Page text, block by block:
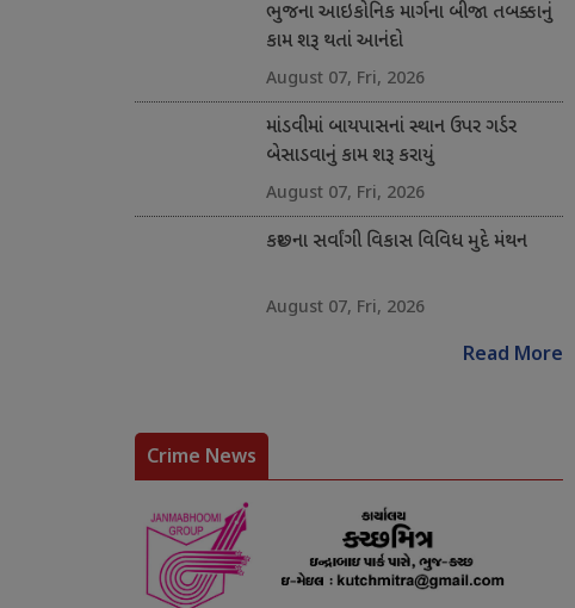
ભુજના આઇકોનિક માર્ગના બીજા તબક્કાનું
કામ શરૂ થતાં આનંદો
August 07, Fri, 2026
માંડવીમાં બાયપાસનાં સ્થાન ઉપર ગર્ડર
બેસાડવાનું કામ શરૂ કરાયું
August 07, Fri, 2026
કચ્છના સર્વાંગી વિકાસ વિવિધ મુદે મંથન
August 07, Fri, 2026
Read More
Crime News